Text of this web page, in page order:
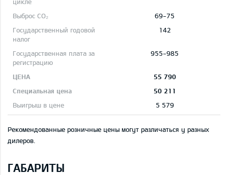
69-75
142
955-985
55 790
50 211
5 579
Рекомендованные розничные цены могут различаться у разных
дилеров.
ГАБАРИТЫ